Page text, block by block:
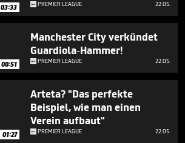
03:33 PREMIER LEAGUE 22.05.
00:51
Manchester City verkündet
Guardiola-Hammer!
PREMIER LEAGUE 22.05.
01:27
Arteta? "Das perfekte
Beispiel, wie man einen
Verein aufbaut"
PREMIER LEAGUE 22.05.